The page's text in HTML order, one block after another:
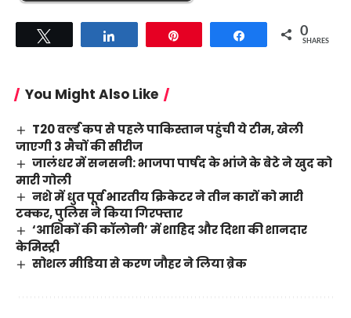
Share 0
SHARES
You Might Also Like
T20 वर्ल्ड कप से पहले पाकिस्तान पहुंची ये टीम, खेली
जाएगी 3 मैचों की सीरीज
जालंधर में सनसनी: भाजपा पार्षद के भांजे के बेटे ने खुद को
मारी गोली
नशे में धुत पूर्व भारतीय क्रिकेटर ने तीन कारों को मारी
टक्कर, पुलिस ने किया गिरफ्तार
‘आशिकों की कॉलोनी’ में शाहिद और दिशा की शानदार
केमिस्ट्री
सोशल मीडिया से करण जौहर ने लिया ब्रेक